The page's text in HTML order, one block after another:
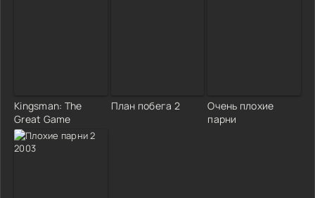
Kingsman: The
Great Game
План побега 2
Очень плохие
парни